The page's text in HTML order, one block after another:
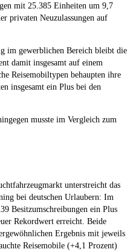
mit 25.385 Einheiten um 9,7
privaten Neuzulassungen auf
im gewerblichen Bereich bleibt die
damit insgesamt auf einem
Reisemobiltypen behaupten ihre
insgesamt ein Plus bei den
musste im Vergleich zum
unterstreicht das
bei deutschen Urlaubern: Im
Besitzumschreibungen ein Plus
Rekordwert erreicht. Beide
Ergebnis mit jeweils
Reisemobile (+4,1 Prozent)